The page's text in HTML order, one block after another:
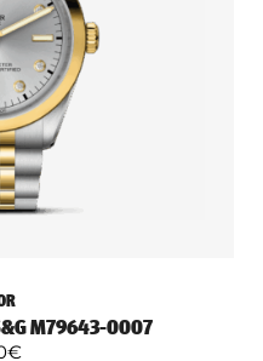
M79643-0007
€